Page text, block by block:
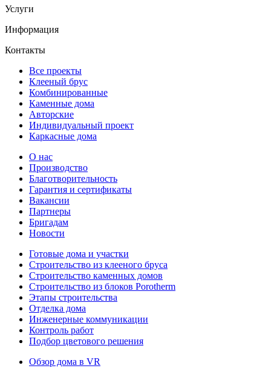
Услуги
Информация
Контакты
Все проекты
Клееный брус
Комбинированные
Каменные дома
Авторские
Индивидуальный проект
Каркасные дома
О нас
Производство
Благотворительность
Гарантия и сертификаты
Вакансии
Партнеры
Бригадам
Новости
Готовые дома и участки
Строительство из клееного бруса
Строительство каменных домов
Строительство из блоков Porotherm
Этапы строительства
Отделка дома
Инженерные коммуникации
Контроль работ
Подбор цветового решения
Обзор дома в VR